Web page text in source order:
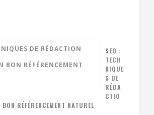
SEO :
TECH
NIQUE
S DE
RÉDA
CTIO
RÉFÉRENCEMENT NATUREL